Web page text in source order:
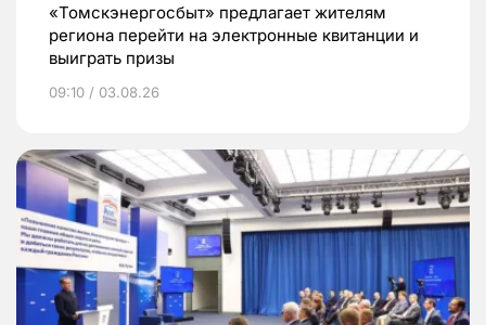
«Томскэнергосбыт» предлагает жителям
региона перейти на электронные квитанции и
выиграть призы
09:10 / 03.08.26